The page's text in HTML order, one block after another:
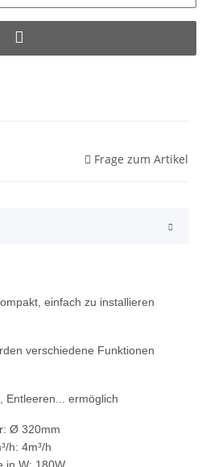
Frage zum Artikel
einfach zu installieren
verschiedene Funktionen
Entleeren... ermöglich
Ø 320mm
h: 4m³/h